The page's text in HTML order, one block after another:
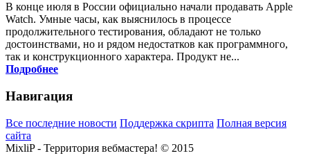
В конце июля в России официально начали продавать Apple
Watch. Умные часы, как выяснилось в процессе
продолжительного тестирования, обладают не только
достоинствами, но и рядом недостатков как программного,
так и конструкционного характера. Продукт не...
Подробнее
Навигация
Все последние новости Поддержка скрипта Полная версия
сайта
MixliP - Территория вебмастера! © 2015